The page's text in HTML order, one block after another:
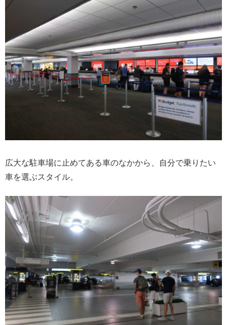
広大な駐車場に止めてある車のなかから、自分で乗りたい
車を選ぶスタイル。